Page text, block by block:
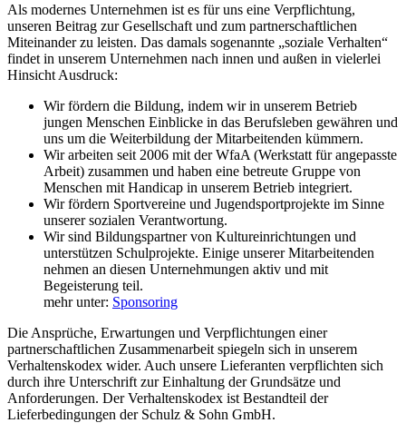
Als modernes Unternehmen ist es für uns eine Verpflichtung,
unseren Beitrag zur Gesellschaft und zum partnerschaftlichen
Miteinander zu leisten. Das damals sogenannte „soziale Verhalten“
findet in unserem Unternehmen nach innen und außen in vielerlei
Hinsicht Ausdruck:
Wir fördern die Bildung, indem wir in unserem Betrieb
jungen Menschen Einblicke in das Berufsleben gewähren und
uns um die Weiterbildung der Mitarbeitenden kümmern.
Wir arbeiten seit 2006 mit der WfaA (Werkstatt für angepasste
Arbeit) zusammen und haben eine betreute Gruppe von
Menschen mit Handicap in unserem Betrieb integriert.
Wir fördern Sportvereine und Jugendsportprojekte im Sinne
unserer sozialen Verantwortung.
Wir sind Bildungspartner von Kultureinrichtungen und
unterstützen Schulprojekte. Einige unserer Mitarbeitenden
nehmen an diesen Unternehmungen aktiv und mit
Begeisterung teil.
mehr unter: Sponsoring
Die Ansprüche, Erwartungen und Verpflichtungen einer
partnerschaftlichen Zusammenarbeit spiegeln sich in unserem
Verhaltenskodex wider. Auch unsere Lieferanten verpflichten sich
durch ihre Unterschrift zur Einhaltung der Grundsätze und
Anforderungen. Der Verhaltenskodex ist Bestandteil der
Lieferbedingungen der Schulz & Sohn GmbH.